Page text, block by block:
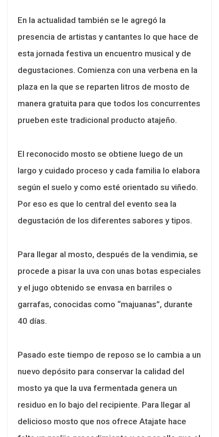
En la actualidad también se le agregó la
presencia de artistas y cantantes lo que hace de
esta jornada festiva un encuentro musical y de
degustaciones. Comienza con una verbena en la
plaza en la que se reparten litros de mosto de
manera gratuita para que todos los concurrentes
prueben este tradicional producto atajeño.
El reconocido mosto se obtiene luego de un
largo y cuidado proceso y cada familia lo elabora
según el suelo y como esté orientado su viñedo.
Por eso es que lo central del evento sea la
degustación de los diferentes sabores y tipos.
Para llegar al mosto, después de la vendimia, se
procede a pisar la uva con unas botas especiales
y el jugo obtenido se envasa en barriles o
garrafas, conocidas como “majuanas”, durante
40 días.
Pasado este tiempo de reposo se lo cambia a un
nuevo depósito para conservar la calidad del
mosto ya que la uva fermentada genera un
residuo en lo bajo del recipiente. Para llegar al
delicioso mosto que nos ofrece Atajate hace